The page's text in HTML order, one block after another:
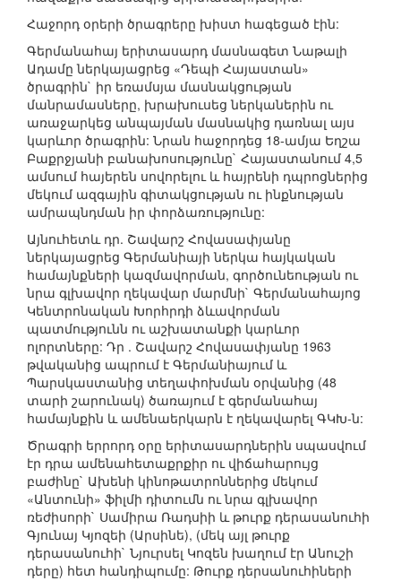
Հաջորդ օրերի ծրագրերը խիստ հագեցած էին:
Գերմանահայ երիտասարդ մասնագետ Նաթալի
Ադամը ներկայացրեց «Դեպի Հայաստան»
ծրագրին` իր եռամսյա մասնակցության
մանրամասները, խրախուսեց ներկաներին ու
առաջարկեց անպայման մասնակից դառնալ այս
կարևոր ծրագրին: Նրան հաջորդեց 18-ամյա Եղշա
Բաքրջյանի բանախոսությունը` Հայաստանում 4,5
ամսում հայերեն սովորելու և հայրենի դպրոցներից
մեկում ազգային գիտակցության ու ինքնության
ամրապնդման իր փորձառությունը:
Այնուհետև դր. Շավարշ Հովասափյանը
ներկայացրեց Գերմանիայի ներկա հայկական
համայնքների կազմավորման, գործունեության ու
նրա գլխավոր ղեկավար մարմնի` Գերմանահայոց
Կենտրոնական Խորհրդի ձևավորման
պատմությունն ու աշխատանքի կարևոր
ոլորտները: Դր . Շավարշ Հովասափյանը 1963
թվականից ապրում է Գերմանիայում և
Պարսկաստանից տեղափոխման օրվանից (48
տարի շարունակ) ծառայում է գերմանահայ
համայնքին և ամենաերկարն է ղեկավարել ԳԿԽ-ն:
Ծրագրի երրորդ օրը երիտասարդներին սպասվում
էր դրա ամենահետաքրքիր ու վիճահարույց
բաժինը` Ախենի կինոթատրոններից մեկում
«Անտունի» ֆիլմի դիտումն ու նրա գլխավոր
ռեժիսորի` Սամիրա Ռադսիի և թուրք դերասանուհի
Գյունայ Կյոզեի (Արսինե), (մեկ այլ թուրք
դերասանուհի` Նյուրսել Կոզեն խաղում էր Անուշի
դերը) հետ հանդիպումը: Թուրք դերսանուհիների